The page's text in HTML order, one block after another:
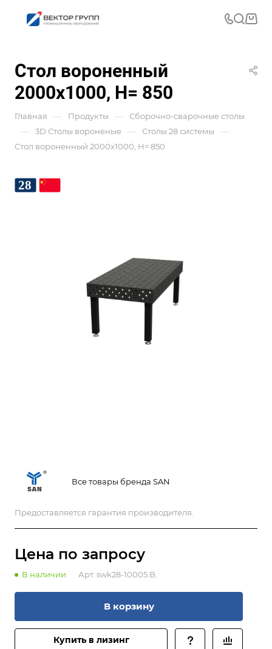
Стол вороненный
2000x1000, Н= 850
Главная — Продукты — Сборочно-сварочные столы
— 3D Столы вороненые — Столы 28 системы —
Стол вороненный 2000x1000, Н= 850
Все товары бренда SAN
Предоставляется гарантия производителя.
Цена по запросу
В наличии Арт. swk28-10005.B.
В корзину
Купить в лизинг